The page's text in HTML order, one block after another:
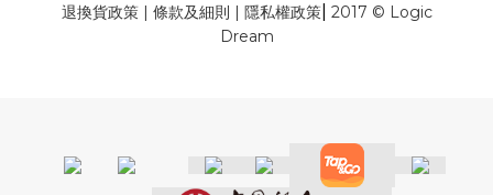
退換貨政策| 條款及細則 | 隱私權政策| 2017 © Logic
Dream